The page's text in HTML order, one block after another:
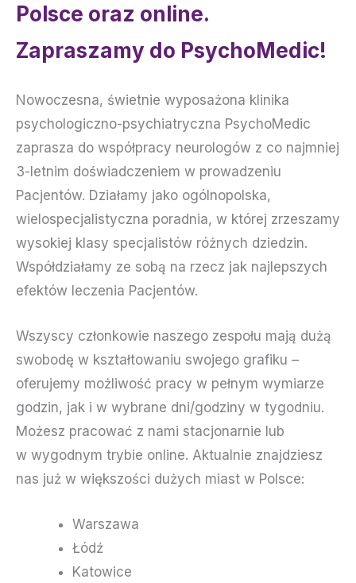
Polsce oraz online.
Zapraszamy do PsychoMedic!
Nowoczesna, świetnie wyposażona klinika
psychologiczno-psychiatryczna PsychoMedic
zaprasza do współpracy neurologów z co najmniej
3-letnim doświadczeniem w prowadzeniu
Pacjentów. Działamy jako ogólnopolska,
wielospecjalistyczna poradnia, w której zrzeszamy
wysokiej klasy specjalistów różnych dziedzin.
Współdziałamy ze sobą na rzecz jak najlepszych
efektów leczenia Pacjentów.
Wszyscy członkowie naszego zespołu mają dużą
swobodę w kształtowaniu swojego grafiku –
oferujemy możliwość pracy w pełnym wymiarze
godzin, jak i w wybrane dni/godziny w tygodniu.
Możesz pracować z nami stacjonarnie lub
w wygodnym trybie online. Aktualnie znajdziesz
nas już w większości dużych miast w Polsce:
Warszawa
Łódź
Katowice